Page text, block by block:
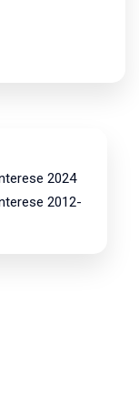
2024
2012-